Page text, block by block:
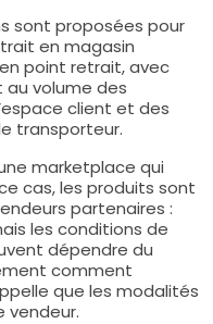
sont proposées pour
en magasin
point retrait, avec
volume des
client et des
transporteur.
marketplace qui
cas, les produits sont
partenaires :
les conditions de
dépendre du
comment
que les modalités
vendeur.